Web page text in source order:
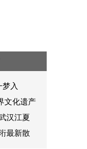
梦入
文化遗产
汉江夏
最新散
浴荣获
地，咖爷
砖邯郸
新总部